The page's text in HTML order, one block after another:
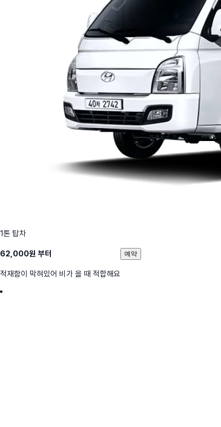
1톤 탑차
62,000원 부터
적재함이 막혀있어 비가 올 때 적합해요
예약